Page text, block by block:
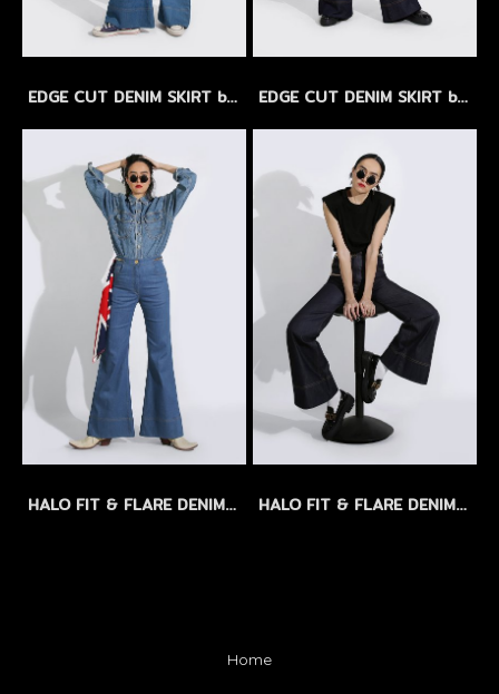
EDGE CUT DENIM SKIRT by WLS LIMITED EDITION - TRUE BLUE (สีฟ้า) EDGE CUT DENIM SKIRT by WLS LIMITED EDITION - MIDNIGHT INDIGO (สีน้ำเงินเข้มจัด)
HALO FIT & FLARE DENIM (TRUE BLUE) - กางเกงยีนส์ขาม้าเอวสูงผู้หญิง (สีฟ้า) HALO FIT & FLARE DENIM (MIDNIGHT INDIGO) - กางเกงยีนส์ขาม้าเอวสูงผู้หญิง (สีน้ำเงินเข้มจัด)
Home